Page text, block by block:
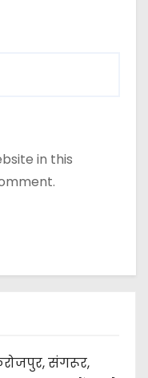
in this
संगरूर,